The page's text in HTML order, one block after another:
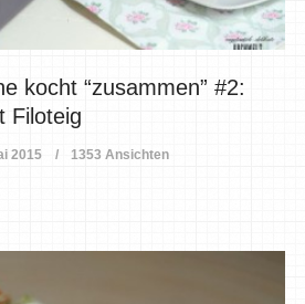
kocht “zusammen” #2:
Filoteig
2015 1353 Ansichten